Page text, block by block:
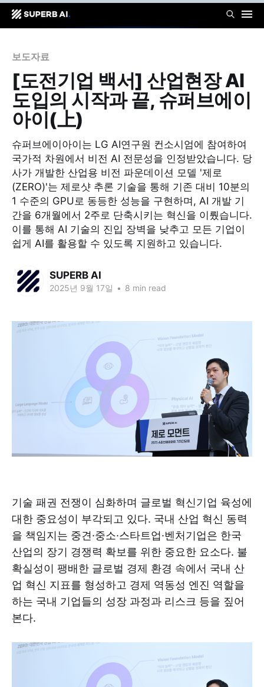
보도자료
[도전기업 백서] 산업현장 AI
도입의 시작과 끝, 슈퍼브에이
아이(上)
슈퍼브에이아이는 LG AI연구원 컨소시엄에 참여하여
국가적 차원에서 비전 AI 전문성을 인정받았습니다. 당
사가 개발한 산업용 비전 파운데이션 모델 '제로
(ZERO)'는 제로샷 추론 기술을 통해 기존 대비 10분의
1 수준의 GPU로 동등한 성능을 구현하며, AI 개발 기
간을 6개월에서 2주로 단축시키는 혁신을 이뤘습니다.
이를 통해 AI 기술의 진입 장벽을 낮추고 모든 기업이
쉽게 AI를 활용할 수 있도록 지원하고 있습니다.
SUPERB AI
2025년 9월 17일 • 8 min read
기술 패권 전쟁이 심화하며 글로벌 혁신기업 육성에
대한 중요성이 부각되고 있다. 국내 산업 혁신 동력
을 책임지는 중견·중소·스타트업·벤처기업은 한국
산업의 장기 경쟁력 확보를 위한 중요한 요소다. 불
확실성이 팽배한 글로벌 경제 환경 속에서 국내 산
업 혁신 지표를 형성하고 경제 역동성 엔진 역할을
하는 국내 기업들의 성장 과정과 리스크 등을 짚어
본다.